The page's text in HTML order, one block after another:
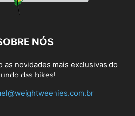
NÓS
as novidades mais exclusivas do
das bikes!